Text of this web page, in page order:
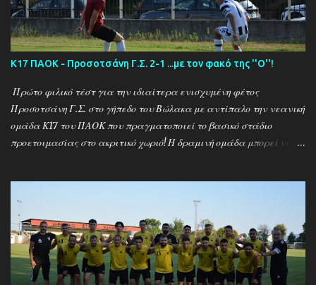
Κ17 ΠΑΟΚ - Προσοτσάνη Γ.Σ. 2-1 ...με τον φακό της ''Ο''!
Πρώτο φιλικό τέστ για την ιδιαίτερα ενισχυμένη φέτος
Προσοτσάνη Γ.Σ. στο γήπεδο του Βώλακα με αντίπαλο την νεανική
ομάδα Κ17 του ΠΑΟΚ που πραγματοποιεί το βασικό στάδιο
προετοιμασίας στο ακριτικό χωριό! Η δραμινή ομάδα μπορεί να
κινήσεις και σίγουρα θέλει τον απαραίτητο χρόνο για να ''δέσει''
ως σύνολο , με τον ''Ψηλό'' Γιάννη Ιωαννίδη να δίνει χρόνο
συμμετοχής σε όλους τους διαθέσιμους ποδοσφαιριστές.. Ο ΠΑΟΚ
προηγήθηκε με τον Ζέκα ωστόσο ο Μουρατίδης στο 30΄έφερε το
ματς στα ίσα για την δραμινή ομάδα (1-1) το οποίο και ήταν σκορ